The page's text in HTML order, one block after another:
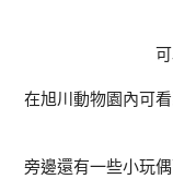
在旭川動物園內可
旁邊還有一些小玩